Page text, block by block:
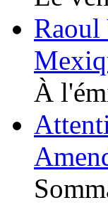
Raoul
À